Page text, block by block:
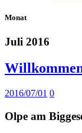
Monat
Juli 2016
2016/07/01 0
Olpe am